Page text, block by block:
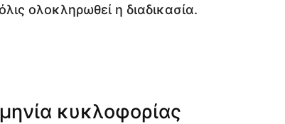
ολοκληρωθεί η διαδικασία.
κυκλοφορίας